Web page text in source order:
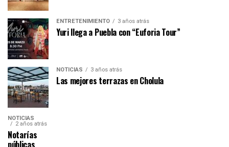
ENTRETENIMIENTO 3 años atrás
Yuri llega a Puebla con “Euforia Tour”
NOTICIAS 3 años atrás
Las mejores terrazas en Cholula
NOTICIAS
2 años atrás
Notarías
públicas